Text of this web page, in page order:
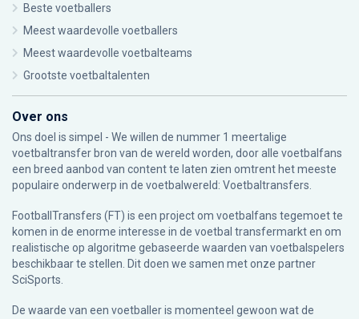
Beste voetballers
Meest waardevolle voetballers
Meest waardevolle voetbalteams
Grootste voetbaltalenten
Over ons
Ons doel is simpel - We willen de nummer 1 meertalige
voetbaltransfer bron van de wereld worden, door alle voetbalfans
een breed aanbod van content te laten zien omtrent het meeste
populaire onderwerp in de voetbalwereld: Voetbaltransfers.
FootballTransfers (FT) is een project om voetbalfans tegemoet te
komen in de enorme interesse in de voetbal transfermarkt en om
realistische op algoritme gebaseerde waarden van voetbalspelers
beschikbaar te stellen. Dit doen we samen met onze partner
SciSports
De waarde van een voetballer is momenteel gewoon wat de